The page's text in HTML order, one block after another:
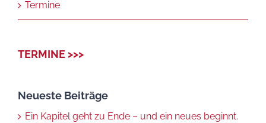
Termine
TERMINE >>>
Neueste Beiträge
Ein Kapitel geht zu Ende – und ein neues beginnt.